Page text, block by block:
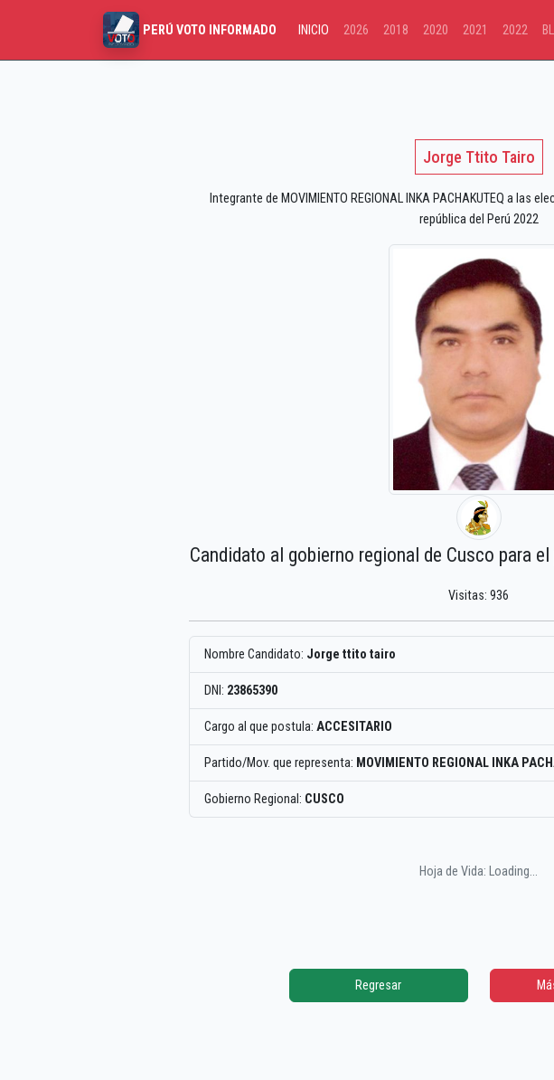
PERÚ VOTO INFORMADO INICIO 2026 2018 2020 2021 2022
Jorge Ttito Tairo
Integrante de MOVIMIENTO REGIONAL INKA PACHAKUTEQ a las
república del Perú 2022
Candidato al gobierno regional de Cusco para
Visitas: 936
Nombre Candidato: Jorge ttito tairo
DNI: 23865390
Cargo al que postula: ACCESITARIO
Partido/Mov. que representa: MOVIMIENTO REGIONAL INKA
Gobierno Regional: CUSCO
Hoja de Vida: Loading...
Regresar